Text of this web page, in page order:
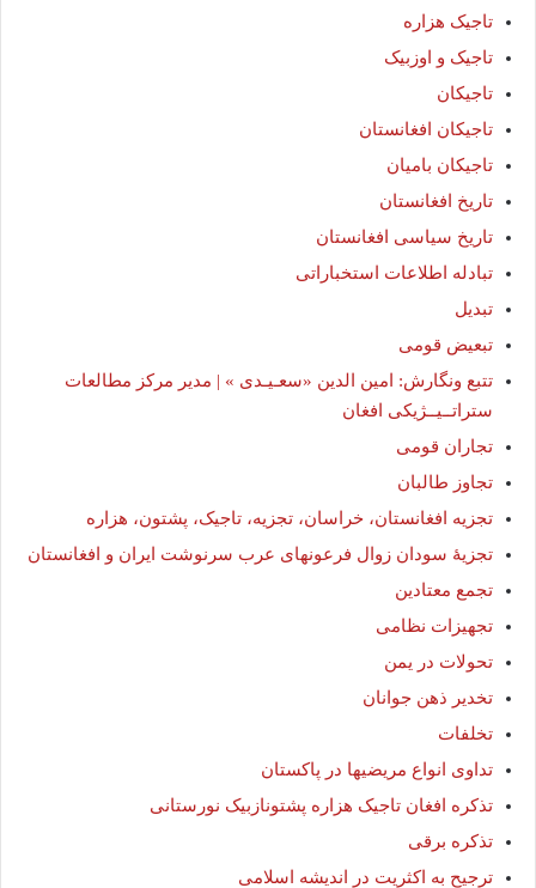
تاجیک هزاره
تاجیک و اوزبیک
تاجیکان
تاجیکان افغانستان
تاجیکان بامیان
تاریخ افغانستان
تاریخ سیاسی افغانستان
تبادله اطلاعات استخباراتی
تبدیل
تبعیض قومی
تتبع ونگارش: امین الدین «سعـیـدی » | مدیر مرکز مطالعات
ستراتــیــژیکی افغان
تجاران قومی
تجاوز طالبان
تجزیه افغانستان، خراسان، تجزیه، تاجیک، پشتون، هزاره
تجزیۀ سودان زوال فرعونهای عرب سرنوشت ایران و افغانستان
تجمع معتادین
تجهیزات نظامی
تحولات در یمن
تخدیر ذهن جوانان
تخلفات
تداوی انواع مریضیها در پاکستان
تذکره افغان تاجیک هزاره پشتونازبیک نورستانی
تذکره برقی
ترجیح به اکثریت در اندیشه اسلامی